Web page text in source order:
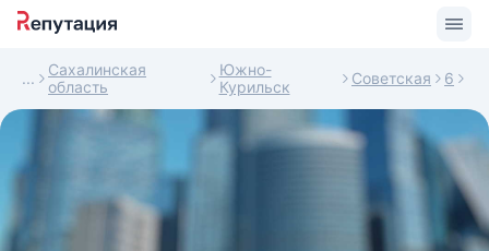
Сахалинская
область
Южно-
Курильск
Советская 6